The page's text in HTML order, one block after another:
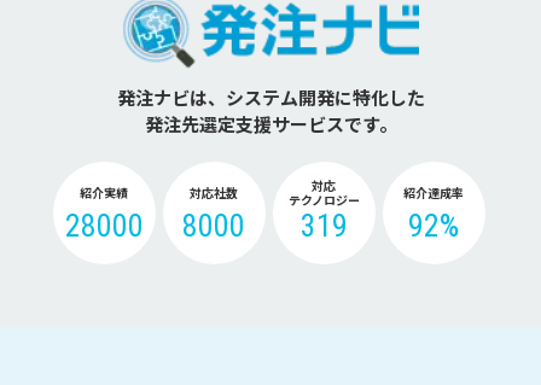
発注ナビは、システム開発に特化した
発注先選定支援サービスです。
紹介実績
28000
対応社数
8000
対応
テクノロジー
319
紹介達成率
92%